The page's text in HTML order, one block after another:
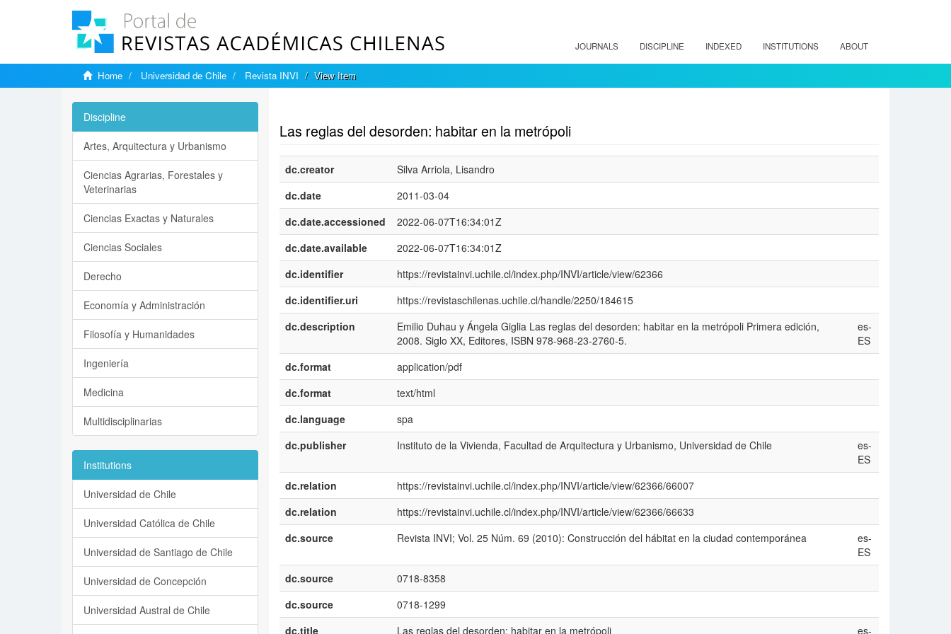
JOURNALS DISCIPLINE INDEXED INSTITUTIONS ABOUT
Home Universidad de Chile Revista INVI View Item
Las reglas del desorden: habitar en la metrópoli
dc.creator
Silva Arriola, Lisandro
dc.date
2011-03-04
dc.date.accessioned
2022-06-07T16:34:01Z
dc.date.available
2022-06-07T16:34:01Z
dc.identifier
https://revistainvi.uchile.cl/index.php/INVI/article/view/62366
dc.identifier.uri
https://revistaschilenas.uchile.cl/handle/2250/184615
dc.description
Emilio Duhau y Ángela Giglia Las reglas del desorden: habitar en la metrópoli Primera edición,
2008. Siglo XX, Editores, ISBN 978-968-23-2760-5.
es-
ES
dc.format
application/pdf
dc.format
text/html
dc.language
spa
dc.publisher
Instituto de la Vivienda, Facultad de Arquitectura y Urbanismo, Universidad de Chile
es-
ES
dc.relation
https://revistainvi.uchile.cl/index.php/INVI/article/view/62366/66007
dc.relation
https://revistainvi.uchile.cl/index.php/INVI/article/view/62366/66633
dc.source
Revista INVI; Vol. 25 Núm. 69 (2010): Construcción del hábitat en la ciudad contemporánea
es-
ES
dc.source
0718-8358
dc.source
0718-1299
dc.title
Las reglas del desorden: habitar en la metrópoli es-
Discipline
Artes, Arquitectura y Urbanismo
Ciencias Agrarias, Forestales y
Veterinarias
Ciencias Exactas y Naturales
Ciencias Sociales
Derecho
Economía y Administración
Filosofía y Humanidades
Ingeniería
Medicina
Multidisciplinarias
Institutions
Universidad de Chile
Universidad Católica de Chile
Universidad de Santiago de Chile
Universidad de Concepción
Universidad Austral de Chile